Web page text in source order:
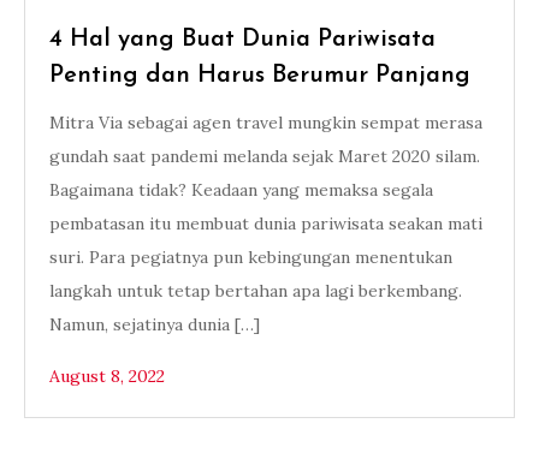
4 Hal yang Buat Dunia Pariwisata
Penting dan Harus Berumur Panjang
Mitra Via sebagai agen travel mungkin sempat merasa
gundah saat pandemi melanda sejak Maret 2020 silam.
Bagaimana tidak? Keadaan yang memaksa segala
pembatasan itu membuat dunia pariwisata seakan mati
suri. Para pegiatnya pun kebingungan menentukan
langkah untuk tetap bertahan apa lagi berkembang.
Namun, sejatinya dunia […]
August 8, 2022